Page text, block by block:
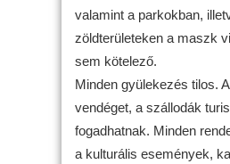
valamint a parkokban,
zöldterületeken a maszk
sem kötelező.
Minden gyülekezés tilos.
vendéget, a szállodák
fogadhatnak. Minden
a kulturális események,